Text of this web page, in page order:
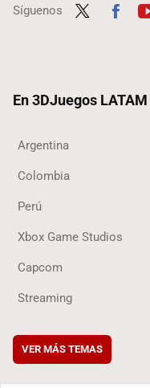
Síguenos
En 3DJuegos
Argentina
Colombia
Perú
Xbox Game Studios
Capcom
Streaming
VER MÁS TEMAS